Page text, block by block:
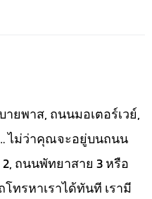
ยพาส, ถนนมอเตอร์เวย์,
ไม่ว่าคุณจะอยู่บนถนน
ถนนพัทยาสาย 3 หรือ
ทรหาเราได้ทันที เรามี